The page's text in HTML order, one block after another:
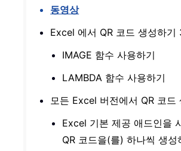
동영상
Excel 에서 QR 코드 생성하기
IMAGE 함수 사용하기
LAMBDA 함수 사용하기
모든 Excel 버전에서 QR 코드
Excel 기본 제공 애드인을
QR 코드을(를) 하나씩 생성